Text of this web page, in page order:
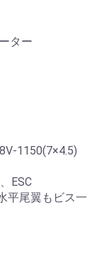
ター
1150(7×4.5)
ESC
平尾翼もビス一